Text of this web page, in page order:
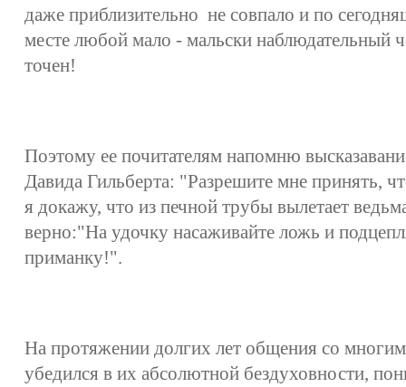
даже приблизительно не совпало и по
месте любой мало - мальски наблюдательный
точен!
Поэтому ее почитателям напомню
Давида Гильберта: "Разрешите мне принять,
я докажу, что из печной трубы вылетает
верно:"На удочку насаживайте ложь и
приманку!".
На протяжении долгих лет общения со
убедился в их абсолютной бездуховности,